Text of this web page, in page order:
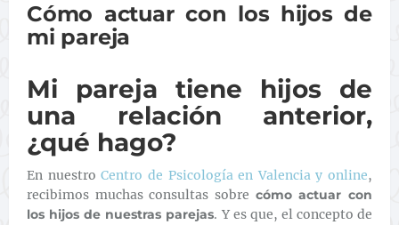
Cómo actuar con los hijos de
mi pareja
Mi pareja tiene hijos de
una relación anterior,
¿qué hago?
En nuestroCentro de Psicología en Valencia y online,
recibimos muchas consultas sobre cómo actuar con
los hijos de nuestras parejas. Y es que, el concepto de